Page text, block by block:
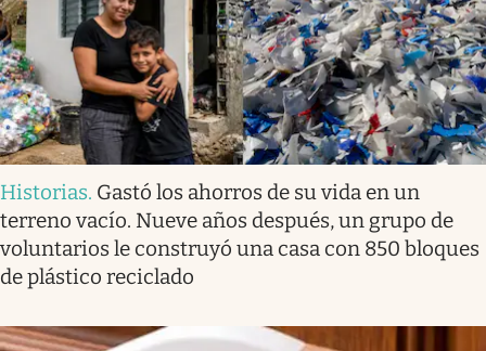
Historias. Gastó los ahorros de su vida en un
terreno vacío. Nueve años después, un grupo de
voluntarios le construyó una casa con 850 bloques
de plástico reciclado